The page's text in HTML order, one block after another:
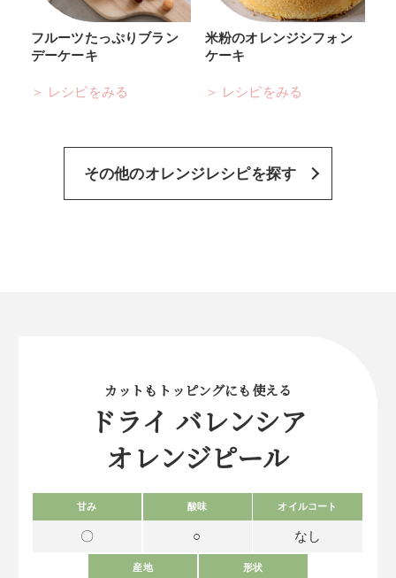
フルーツたっぷりブラン
デーケーキ
レシピをみる
米粉のオレンジシフォン
ケーキ
レシピをみる
その他のオレンジレシピを探す
カットもトッピングにも使える
ドライ バレンシア
オレンジピール
甘み
〇
酸味
○
オイルコート
なし
産地 形状